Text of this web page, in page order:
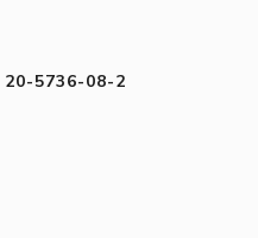
20-5736-08-2